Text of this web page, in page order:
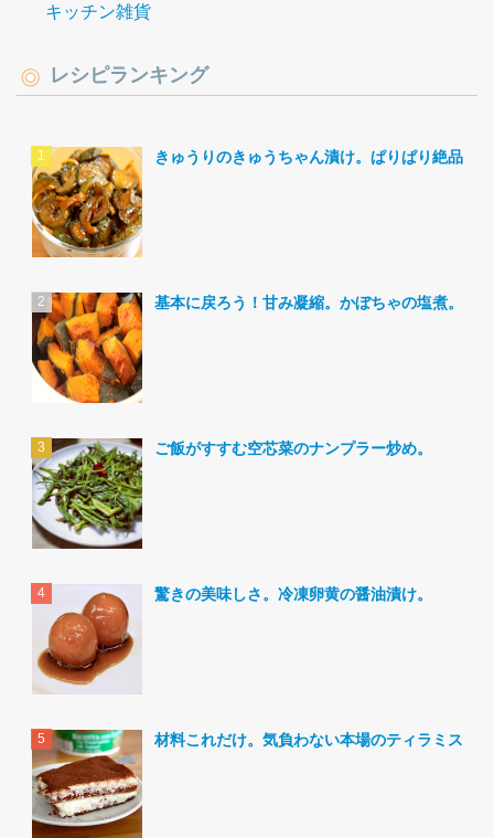
キッチン雑貨
レシピランキング
きゅうりのきゅうちゃん漬け。ぱりぱり絶品。
基本に戻ろう！甘み凝縮。かぼちゃの塩煮。
ご飯がすすむ空芯菜のナンプラー炒め。
驚きの美味しさ。冷凍卵黄の醤油漬け。
材料これだけ。気負わない本場のティラミス。